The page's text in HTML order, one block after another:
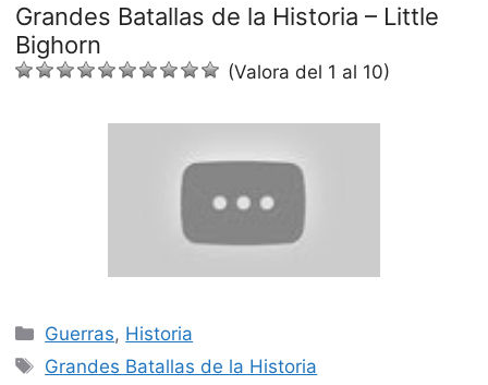
Grandes Batallas de la Historia – Little
Bighorn
(Valora del 1 al 10)
Categorías
Guerras, Historia
Etiquetas
Grandes Batallas de la Historia